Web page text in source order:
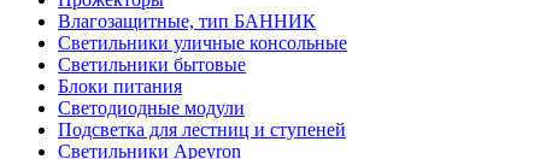
Влагозащитные, тип БАННИК
Светильники уличные консольные
Светильники бытовые
Блоки питания
Светодиодные модули
Подсветка для лестниц и ступеней
Светильники Apeyron